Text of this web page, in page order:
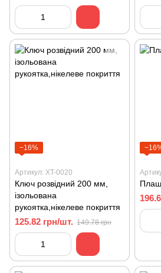
−16%
Артикул: XT-0020
Ключ розвідний 200 мм,
ізольована
рукоятка,нікелеве покриття
125.82 грн/шт. 149.78 грн